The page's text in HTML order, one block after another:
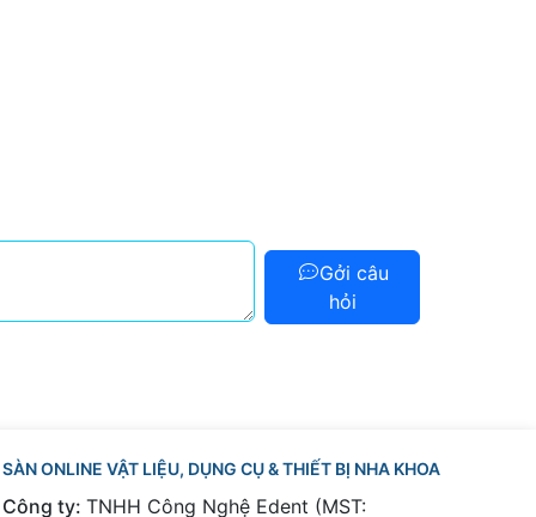
Gởi câu
hỏi
SÀN ONLINE VẬT LIỆU, DỤNG CỤ & THIẾT BỊ NHA KHOA
Công ty: TNHH Công Nghệ Edent (MST: